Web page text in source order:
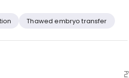
Thawed embryo transfer